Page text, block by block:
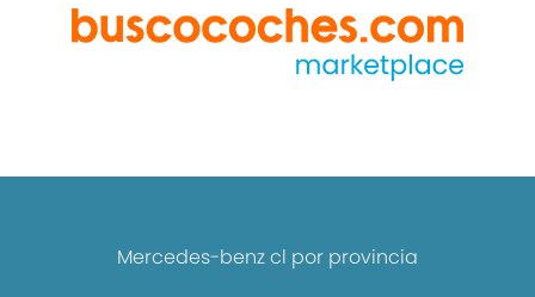
Mercedes-benz cl por provincia